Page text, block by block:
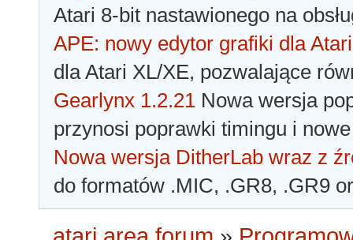
Atari 8-bit nastawionego na
APE: nowy edytor grafiki dla Atari
dla Atari XL/XE, pozwalające
Gearlynx 1.2.21 Nowa wersja
przynosi poprawki timingu i
Nowa wersja DitherLab wraz z
do formatów .MIC, .GR8, .GR9